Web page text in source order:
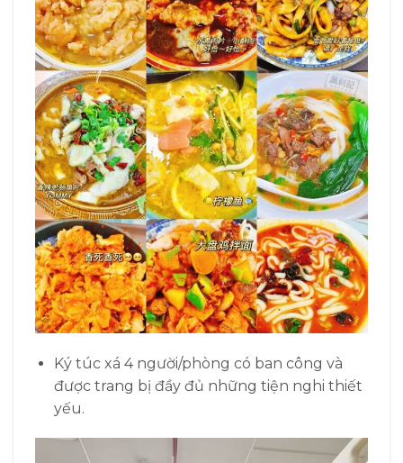
Ký túc xá 4 người/phòng có ban công và
được trang bị đầy đủ những tiện nghi thiết
yếu.